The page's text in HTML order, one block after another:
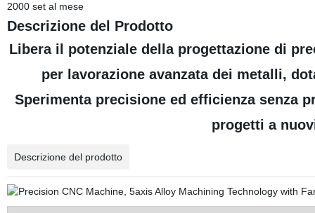
2000 set al mese
Descrizione del Prodotto
Libera il potenziale della progettazione di
per lavorazione avanzata dei metalli,
Sperimenta precisione ed efficienza senza
progetti a
Descrizione del prodotto